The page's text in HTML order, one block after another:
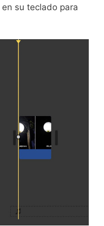
en su teclado para